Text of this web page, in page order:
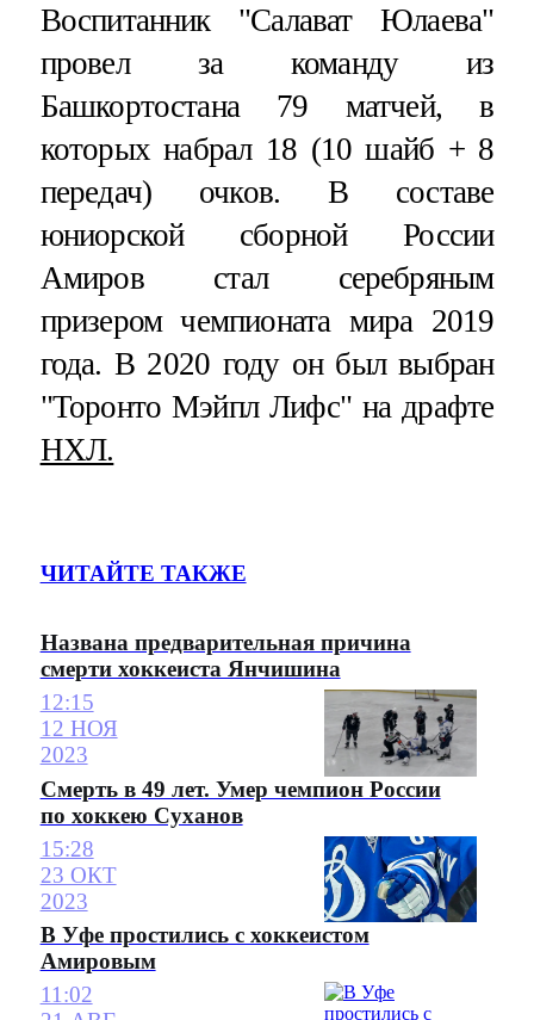
Воспитанник "Салават Юлаева"
провел за команду из
Башкортостана 79 матчей, в
которых набрал 18 (10 шайб + 8
передач) очков. В составе
юниорской сборной России
Амиров стал серебряным
призером чемпионата мира 2019
года. В 2020 году он был выбран
"Торонто Мэйпл Лифс" на драфте
НХЛ.
ЧИТАЙТЕ ТАКЖЕ
Названа предварительная причина
смерти хоккеиста Янчишина
12:15
12 НОЯ
2023
Смерть в 49 лет. Умер чемпион России
по хоккею Суханов
15:28
23 ОКТ
2023
В Уфе простились с хоккеистом
Амировым
11:02